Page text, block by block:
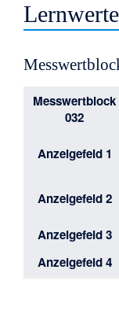
Messwertblock
032
Anzeigefeld 1
Anzeigefeld 2
Anzeigefeld 3
Anzeigefeld 4